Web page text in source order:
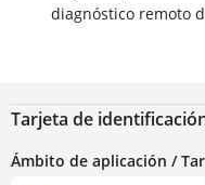
diagnóstico remoto
Tarjeta de
Ámbito de aplicación /